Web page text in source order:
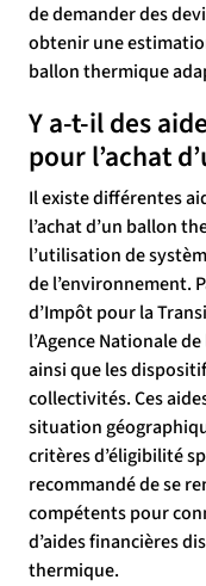
de demander des
obtenir une
ballon thermique
Y a-t-il des
pour l’achat
Il existe différentes
l’achat d’un ballon
l’utilisation de
de l’environnement.
d’Impôt pour la
l’Agence Nationale
ainsi que les
collectivités. Ces
situation
critères d’éligibilité
recommandé de se
compétents pour
d’aides financières
thermique.